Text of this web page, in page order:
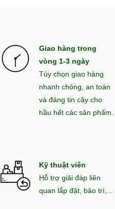
Giao hàng trong
vòng 1-3 ngày
Tùy chọn giao hàng
nhanh chóng, an toàn
và đáng tin cậy cho
hầu hết các sản phẩm.
Kỹ thuật viên
Hỗ trợ giải đáp liên
quan lắp đặt, bảo trì,...